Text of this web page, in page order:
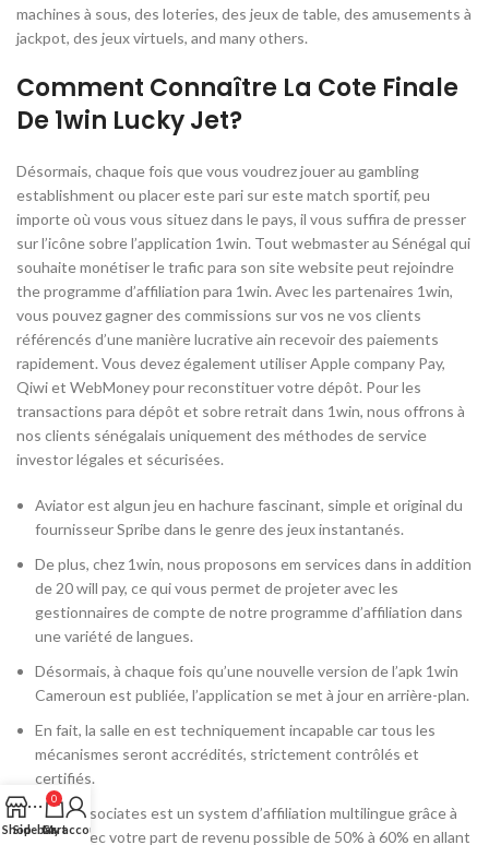
machines à sous, des loteries, des jeux de table, des amusements à
jackpot, des jeux virtuels, and many others.
Comment Connaître La Cote Finale
De 1win Lucky Jet?
Désormais, chaque fois que vous voudrez jouer au gambling
establishment ou placer este pari sur este match sportif, peu
importe où vous vous situez dans le pays, il vous suffira de presser
sur l’icône sobre l’application 1win. Tout webmaster au Sénégal qui
souhaite monétiser le trafic para son site website peut rejoindre
the programme d’affiliation para 1win. Avec les partenaires 1win,
vous pouvez gagner des commissions sur vos ne vos clients
référencés d’une manière lucrative ain recevoir des paiements
rapidement. Vous devez également utiliser Apple company Pay,
Qiwi et WebMoney pour reconstituer votre dépôt. Pour les
transactions para dépôt et sobre retrait dans 1win, nous offrons à
nos clients sénégalais uniquement des méthodes de service
investor légales et sécurisées.
Aviator est algun jeu en hachure fascinant, simple et original du
fournisseur Spribe dans le genre des jeux instantanés.
De plus, chez 1win, nous proposons em services dans in addition
de 20 will pay, ce qui vous permet de projeter avec les
gestionnaires de compte de notre programme d’affiliation dans
une variété de langues.
Désormais, à chaque fois qu’une nouvelle version de l’apk 1win
Cameroun est publiée, l’application se met à jour en arrière-plan.
En fait, la salle en est techniquement incapable car tous les
mécanismes seront accrédités, strictement contrôlés et
certifiés.
1win Associates est un system d’affiliation multilingue grâce à
1win, avec votre part de revenu possible de 50% à 60% en allant
Shop
Sidebar
0
Cart
My account